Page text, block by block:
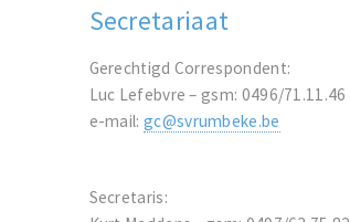
Secretariaat
Gerechtigd Correspondent:
Luc Lefebvre – gsm: 0496/71.11.46
e-mail: gc@svrumbeke.be
Secretaris: